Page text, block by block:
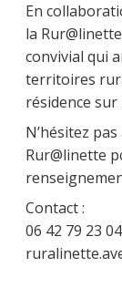
En
la
convivial qui
territoires
résidence
N’hésitez
Rur@linette
Contact :
06 42 79 23 04